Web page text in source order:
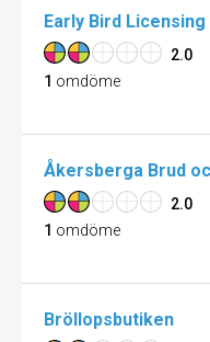
Early Bird Licensing
2.0
1 omdöme
Åkersberga Brud
2.0
1 omdöme
Bröllopsbutiken